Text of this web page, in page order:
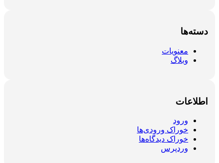
دسته‌ها
معنویات
وبلاگ
اطلاعات
ورود
خوراک ورودی‌ها
خوراک دیدگاه‌ها
وردپرس